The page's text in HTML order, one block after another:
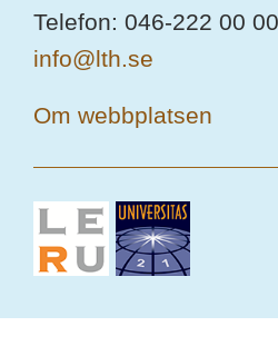
Telefon: 046-222 00
info@lth.se
Om webbplatsen